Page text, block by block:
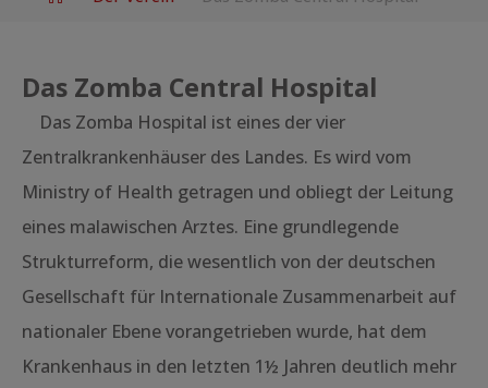
Das Zomba Central Hospital
Das Zomba Hospital ist eines der vier
Zentralkrankenhäuser des Landes. Es wird vom
Ministry of Health getragen und obliegt der Leitung
eines malawischen Arztes. Eine grundlegende
Strukturreform, die wesentlich von der deutschen
Gesellschaft für Internationale Zusammenarbeit auf
nationaler Ebene vorangetrieben wurde, hat dem
Krankenhaus in den letzten 1½ Jahren deutlich mehr